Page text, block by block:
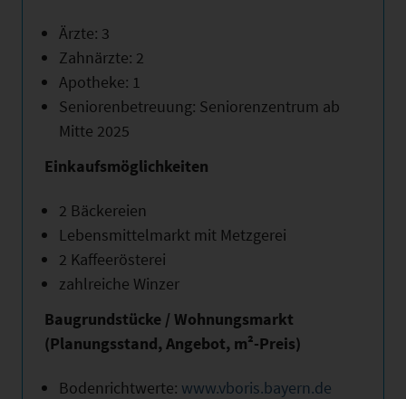
Ärzte: 3
Zahnärzte: 2
Apotheke: 1
Seniorenbetreuung: Seniorenzentrum ab
Mitte 2025
Einkaufsmöglichkeiten
2 Bäckereien
Lebensmittelmarkt mit Metzgerei
2 Kaffeerösterei
zahlreiche Winzer
Baugrundstücke / Wohnungsmarkt
(Planungsstand, Angebot, m²-Preis)
Bodenrichtwerte: www.vboris.bayern.de